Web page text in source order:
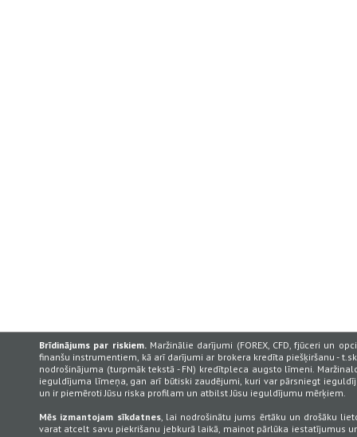
Brīdinājums par riskiem.Maržinālie darījumi (FOREX, CFD, fjūceri un
finanšu instrumentiem, kā arī darījumi ar brokera kredīta piešķiršanu -
nodrošinājuma (turpmāk tekstā - FN) kredītpleca augsto līmeni.
ieguldījuma līmeņa, gan arī būtiski zaudējumi, kuri var pārsniegt
un ir piemēroti Jūsu riska profilam un atbilst Jūsu ieguldījumu mērķiem.
Mēs izmantojam sīkdatnes, lai nodrošinātu jums ērtāku un drošāku
varat atcelt savu piekrišanu jebkurā laikā, mainot pārlūka iestatījumus